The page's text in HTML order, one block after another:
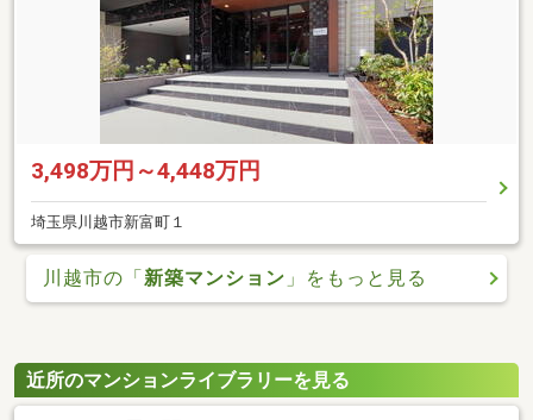
3,498万円～4,448万円
埼玉県川越市新富町１
川越市の「新築マンション 」をもっと見る
近所のマンションライブラリーを見る